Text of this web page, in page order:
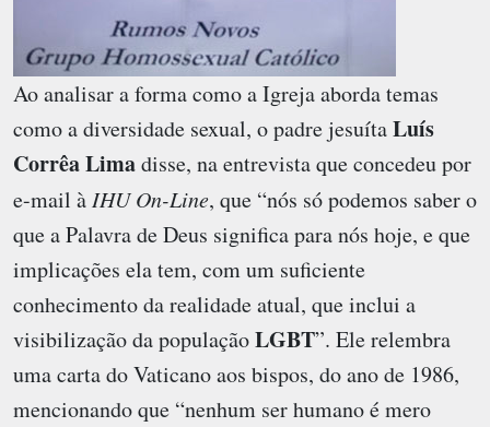
Ao analisar a forma como a Igreja aborda temas
como a diversidade sexual, o padre jesuítaLuís
Corrêa Limadisse, na entrevista que concedeu por
e-mail à IHU On-Line, que “nós só podemos saber o
que a Palavra de Deus significa para nós hoje, e que
implicações ela tem, com um suficiente
conhecimento da realidade atual, que inclui a
visibilização da populaçãoLGBT”. Ele relembra
uma carta do Vaticano aos bispos, do ano de 1986,
mencionando que “nenhum ser humano é mero